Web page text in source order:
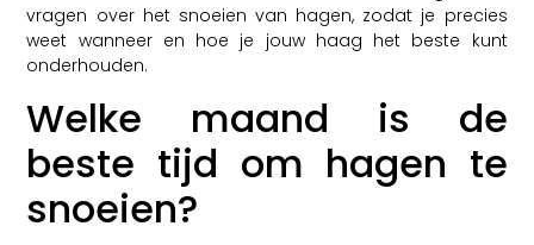
vragen over het snoeien van hagen, zodat je precies
weet wanneer en hoe je jouw haag het beste kunt
onderhouden.
Welke maand is de
beste tijd om hagen te
snoeien?